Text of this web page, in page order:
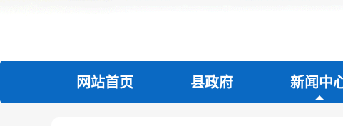
网站首页 县政府 新闻中